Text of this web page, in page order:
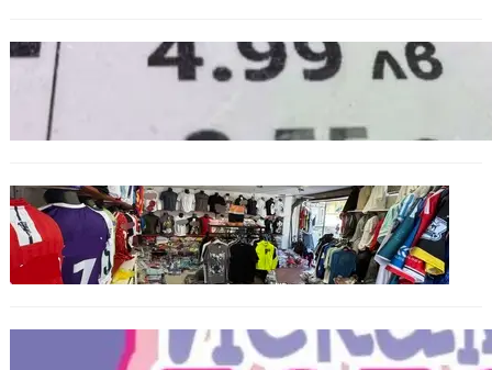
БЪЛГАРИЯ
Левът изчезва от етикетите: Търговците
БЪЛГАРИЯ
Иззеха фалшиви стоки за близо 650 000
евро при акция във Варна и „Златни
пясъци“